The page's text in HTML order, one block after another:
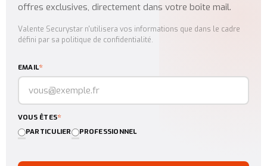
offres exclusives, directement dans votre boîte mail.
Valente Securystar n'utilisera vos informations que dans le cadre
défini par sa politique de confidentialité.
EMAIL*
VOUS ÊTES*
PARTICULIER PROFESSIONNEL